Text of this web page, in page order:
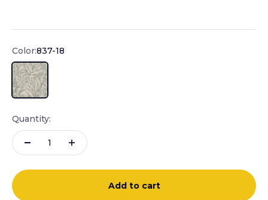
Color:837-18
837-18
Quantity:
Add to cart